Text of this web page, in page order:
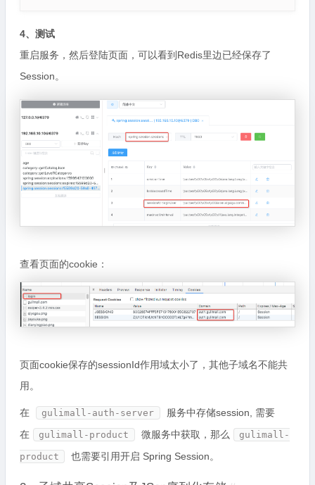
4、测试
重启服务，然后登陆页面，可以看到Redis里边已经保存了
Session。
查看页面的cookie：
页面cookie保存的sessionId作用域太小了，其他子域名不能共
用。
在 gulimall-auth-server
服务中存储session, 需要
在
gulimall-product 微服务中获取，那么 gulimall-
product 也需要引用开启 Spring Session。